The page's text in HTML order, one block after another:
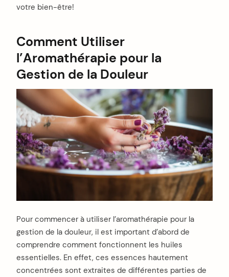
votre bien-être!
Comment Utiliser
l’Aromathérapie pour la
Gestion de la Douleur
Pour commencer à utiliser l’aromathérapie pour la
gestion de la douleur, il est important d’abord de
comprendre comment fonctionnent les huiles
essentielles. En effet, ces essences hautement
concentrées sont extraites de différentes parties de